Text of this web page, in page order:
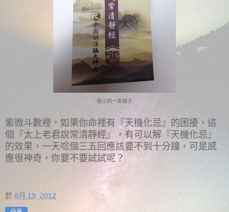
很小的一本冊子
紫微斗數裡，如果你命裡有『天機化忌』的困擾，這
個『太上老君說常清靜經』，有可以解『天機化忌』
的效果，一天唸個三五回應該要不到十分鐘，可是感
應很神奇，你要不要試試呢？
於 8月 19, 2012